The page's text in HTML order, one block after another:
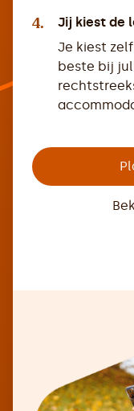
4.
Jij kiest de
Je kiest
beste bij